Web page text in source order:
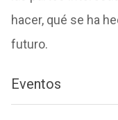
hacer, qué se ha
futuro.
Eventos